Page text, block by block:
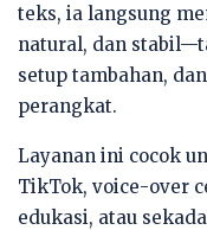
teks, ia langsung
natural, dan
setup tambahan,
perangkat.
Layanan ini cocok
TikTok, voice-over
edukasi, atau